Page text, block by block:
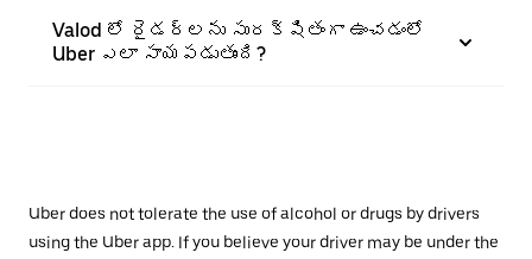
Valod లో రైడర్‌లను సురక్షితంగా ఉంచడంలో
Uber ఎలా సాయపడుతుంది?
Uber does not tolerate the use of alcohol or drugs by drivers
using the Uber app. If you believe your driver may be under the